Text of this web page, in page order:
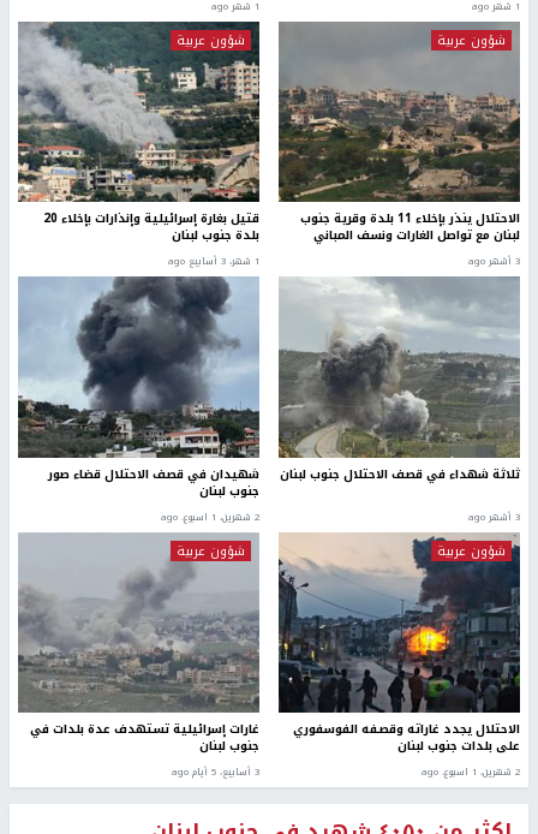
1 شهر ago 1 شهر ago
شؤون عربية
الاحتلال ينذر بإخلاء 11 بلدة وقرية جنوب
لبنان مع تواصل الغارات ونسف المباني
3 أشهر ago
شؤون عربية
قتيل بغارة إسرائيلية وإنذارات بإخلاء 20
بلدة جنوب لبنان
1 شهر، 3 أسابيع ago
ثلاثة شهداء في قصف الاحتلال جنوب لبنان
3 أشهر ago
شهيدان في قصف الاحتلال قضاء صور
جنوب لبنان
2 شهرين، 1 اسبوع. ago
شؤون عربية
الاحتلال يجدد غاراته وقصفه الفوسفوري
على بلدات جنوب لبنان
2 شهرين، 1 اسبوع. ago
شؤون عربية
غارات إسرائيلية تستهدف عدة بلدات في
جنوب لبنان
3 أسابيع، 5 أيام ago